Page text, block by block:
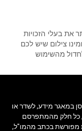
את בעלי הזכויות
צילום שיש לכם
מהשימוש
במאגר מידע, לשדר או
כל חלק מהמתפרסם
מפורשת בכתב מהמו"ל,